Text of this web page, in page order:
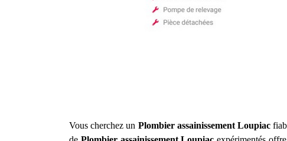
Vous cherchez un Plombier assainissement Loupiac